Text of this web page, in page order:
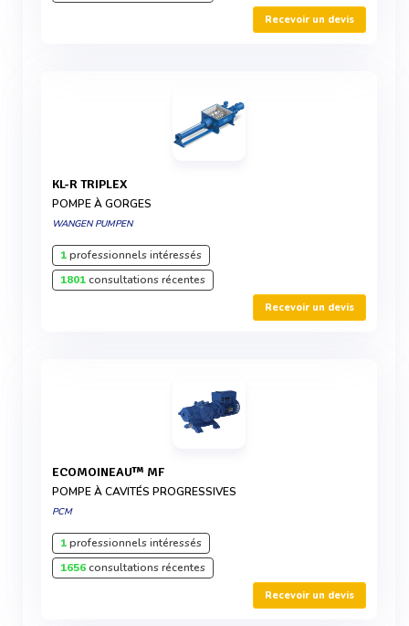
Recevoir un devis
KL-R TRIPLEX
POMPE À GORGES
WANGEN PUMPEN
1professionnels intéressés
1801consultations récentes
Recevoir un devis
ECOMOINEAU™ MF
POMPE À CAVITÉS PROGRESSIVES
PCM
1professionnels intéressés
1656consultations récentes
Recevoir un devis